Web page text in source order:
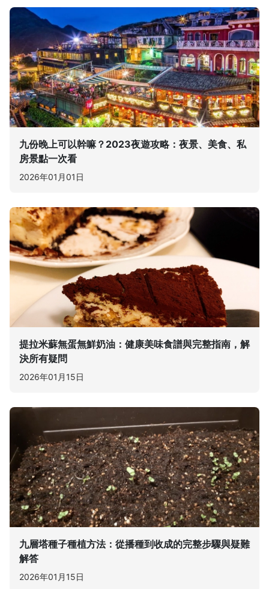
九份晚上可以幹嘛？2023夜遊攻略：夜景、美食、私
房景點一次看
2026年01月01日
提拉米蘇無蛋無鮮奶油：健康美味食譜與完整指南，解
決所有疑問
2026年01月15日
九層塔種子種植方法：從播種到收成的完整步驟與疑難
解答
2026年01月15日